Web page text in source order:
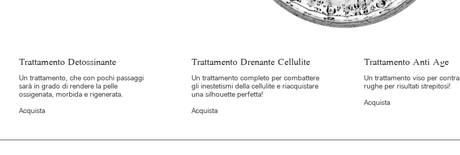
Trattamento Detossinante
Un trattamento, che con pochi passaggi
sarà in grado di rendere la pelle
ossigenata, morbida e rigenerata.
Acquista
Trattamento Drenante Cellulite
Un trattamento completo per combattere
gli inestetismi della cellulite e riacquistare
una silhouette perfetta!
Acquista
Trattamento Anti Age
Un trattamento viso per
rughe per risultati strepitosi!
Acquista